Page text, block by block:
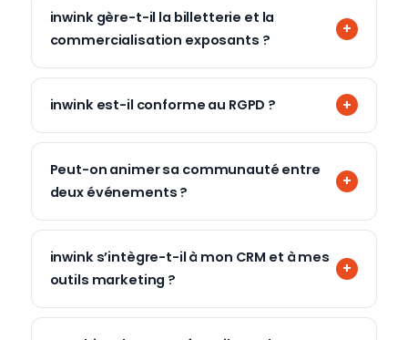
inwink gère-t-il la billetterie et la
commercialisation exposants ?
inwink est-il conforme au RGPD ?
Peut-on animer sa communauté entre
deux événements ?
inwink s’intègre-t-il à mon CRM et à mes
outils marketing ?